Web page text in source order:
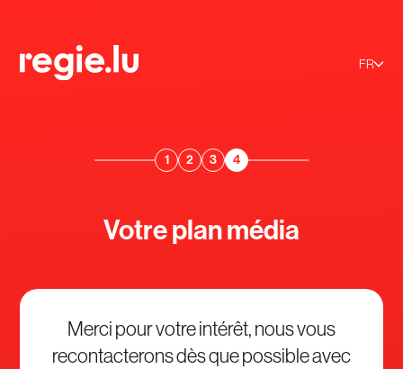
FR
1 2 3 4
Votre plan média
Merci pour votre intérêt, nous vous
recontacterons dès que possible avec